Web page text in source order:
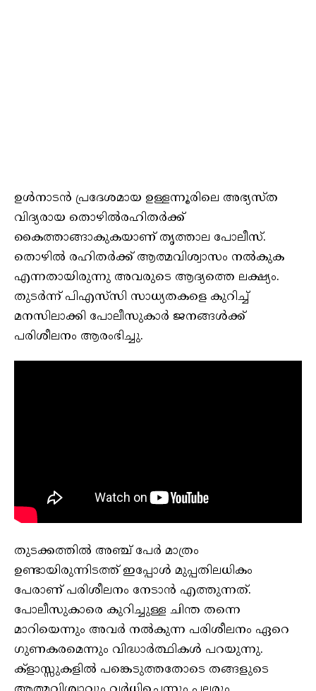
ഉൾനാടൻ പ്രദേശമായ ഉള്ളന്നൂരിലെ അഭ്യസ്ത
വിദ്യരായ തൊഴിൽരഹിതർക്ക്
കൈത്താങ്ങാകുകയാണ് തൃത്താല പോലീസ്.
തൊഴിൽ രഹിതർക്ക് ആത്മവിശ്വാസം നൽകുക
എന്നതായിരുന്നു അവരുടെ ആദ്യത്തെ ലക്ഷ്യം.
തുടർന്ന് പിഎസ്‌സി സാധ്യതകളെ കുറിച്ച്
മനസിലാക്കി പോലീസുകാർ ജനങ്ങൾക്ക്
പരിശീലനം ആരംഭിച്ചു.
തുടക്കത്തിൽ അഞ്ച് പേർ മാത്രം
ഉണ്ടായിരുന്നിടത്ത് ഇപ്പോൾ മുപ്പതിലധികം
പേരാണ് പരിശീലനം നേടാൻ എത്തുന്നത്.
പോലീസുകാരെ കുറിച്ചുള്ള ചിന്ത തന്നെ
മാറിയെന്നും അവർ നൽകുന്ന പരിശീലനം ഏറെ
ഗുണകരമെന്നും വിദ്ധാർത്ഥികൾ പറയുന്നു.
ക്‌ളാസ്സുകളിൽ പങ്കെടുത്തതോടെ തങ്ങളുടെ